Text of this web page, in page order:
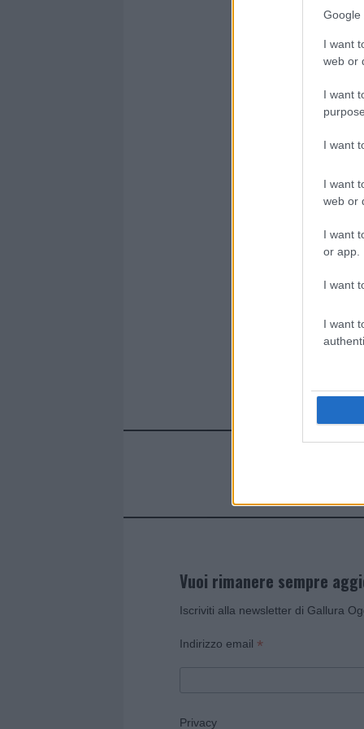
Google
I want
web or
I want
I want
I want
web or
I want
or app.
I want
I want
Vuoi rimanere sempre
Iscriviti alla newsletter di Gallura
Indirizzo email *
Privacy